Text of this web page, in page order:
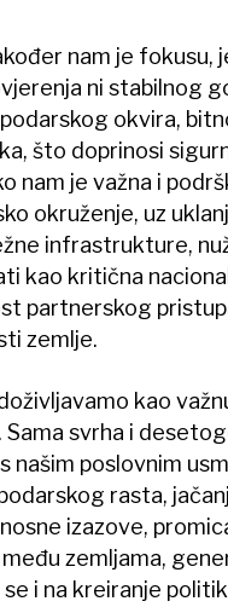
nam je fokusu,
ni stabilnog
okvira,
što doprinosi
nam je važna i
okruženje, uz
infrastrukture,
kao kritična
partnerskog
zemlje.
kao
svrha i
našim poslovnim
rasta,
izazove,
zemljama,
i na kreiranje